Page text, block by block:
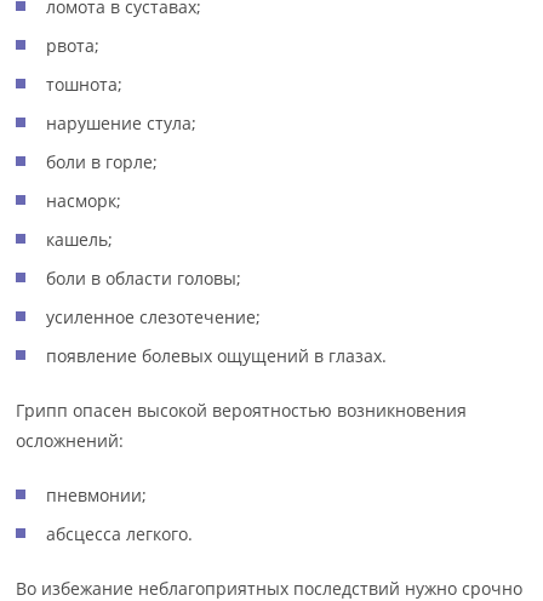
ломота в суставах;
рвота;
тошнота;
нарушение стула;
боли в горле;
насморк;
кашель;
боли в области головы;
усиленное слезотечение;
появление болевых ощущений в глазах.
Грипп опасен высокой вероятностью возникновения
осложнений:
пневмонии;
абсцесса легкого.
Во избежание неблагоприятных последствий нужно срочно